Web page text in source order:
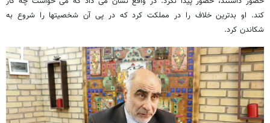
کند. او بدترین خلاف را در مملکت کرد که در پی آن شخصیتها را شروع به
شکاندن کرد.